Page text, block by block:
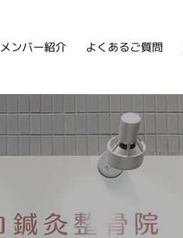
メンバー紹介 よくあるご質問